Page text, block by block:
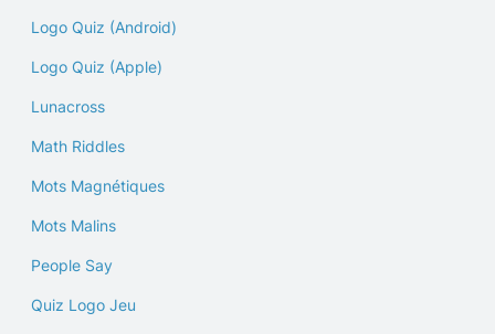
Logo Quiz (Android)
Logo Quiz (Apple)
Lunacross
Math Riddles
Mots Magnétiques
Mots Malins
People Say
Quiz Logo Jeu